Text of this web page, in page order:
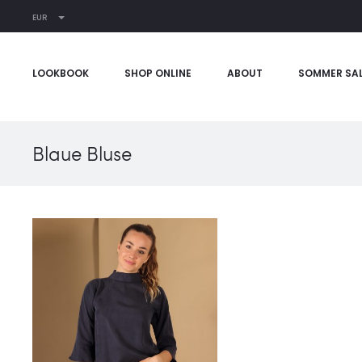
EUR
LOOKBOOK SHOP ONLINE ABOUT SOMMER
Blaue Bluse